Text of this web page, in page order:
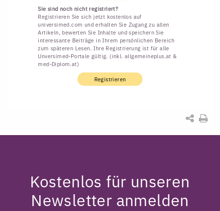
Sie sind noch nicht registriert?
Registrieren Sie sich jetzt kostenlos auf
universimed.com und erhalten Sie Zugang zu allen
Artikeln, bewerten Sie Inhalte und speichern Sie
interessante Beiträge in Ihrem persönlichen Bereich
zum späteren Lesen. Ihre Registrierung ist für alle
Unversimed-Portale gültig. (inkl. allgemeineplus.at &
med-Diplom.at)
Registrieren
Kostenlos für unseren
Newsletter anmelden